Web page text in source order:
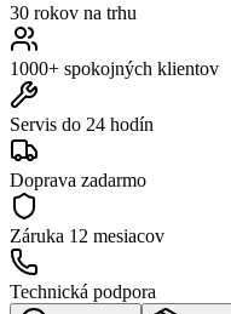
30 rokov na trhu
1000+ spokojných klientov
Servis do 24 hodín
Doprava zadarmo
Záruka 12 mesiacov
Technická podpora